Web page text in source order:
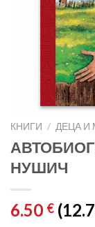
КНИГИ / ДЕЦА И
НУШИЧ
6.50 €